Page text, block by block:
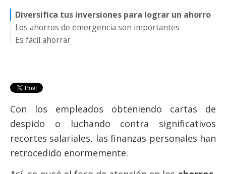
Diversifica tus inversiones para lograr un ahorro
Los ahorros de emergencia son importantes
Es fácil ahorrar
Con los empleados obteniendo cartas de
despido o luchando contra significativos
recortes salariales, las finanzas personales han
retrocedido enormemente.